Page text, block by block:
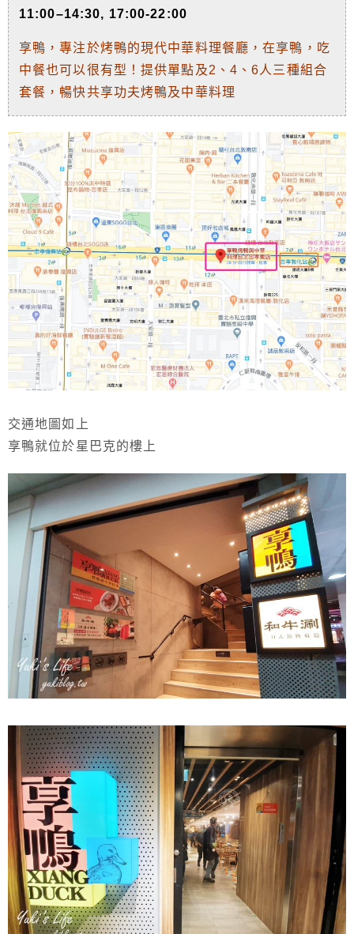
11:00–14:30, 17:00-22:00
享鴨，專注於烤鴨的現代中華料理餐廳，在享鴨，吃
中餐也可以很有型！提供單點及2、4、6人三種組合
套餐，暢快共享功夫烤鴨及中華料理
交通地圖如上
享鴨就位於星巴克的樓上